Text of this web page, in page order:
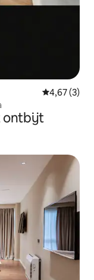
4,67 (3)
ontbijt